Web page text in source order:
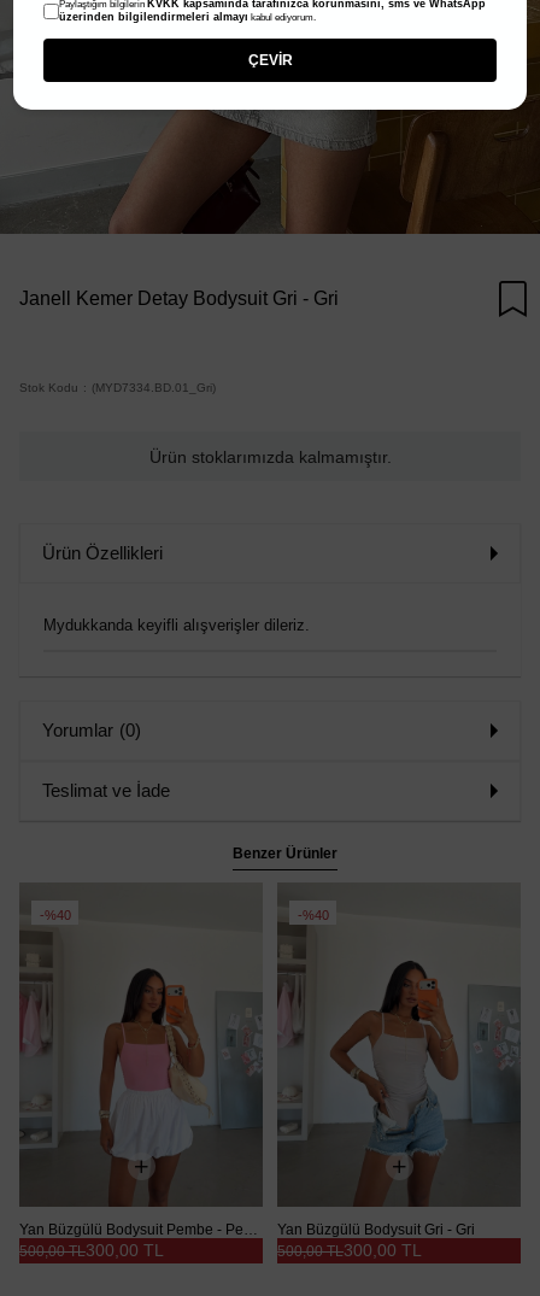
Janell Kemer Detay Bodysuit Gri - Gri
Stok Kodu (MYD7334.BD.01_Gri)
Ürün stoklarımızda kalmamıştır.
Ürün Özellikleri
Mydukkanda keyifli alışverişler dileriz.
Yorumlar (0)
Teslimat ve İade
Benzer Ürünler
%40
Yan Büzgülü Bodysuit Pembe - Pembe
300,00 TL
500,00 TL
%40
Yan Büzgülü Bodysuit Gri - Gri
300,00 TL
500,00 TL
Paylaştığım bilgilerin KVKK kapsamında tarafınızca korunmasını, sms ve WhatsApp
üzerinden bilgilendirmeleri almayı kabul ediyorum.
ÇEVİR